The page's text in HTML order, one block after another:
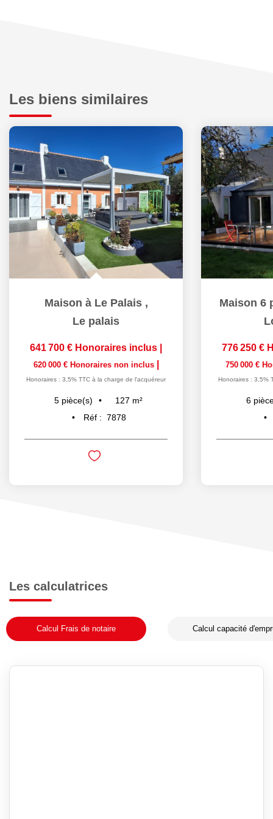
Les biens similaires
Maison à Le Palais ,
Le palais
641 700 € Honoraires inclus
620 000 € Honoraires non inclus
Honoraires : 3,5% TTC à la charge de l'acquéreur
5 pièce(s) 127 m²
Réf : 7878
Maison 6
776 250 €
750 000 €
Honoraires : 3,5%
6
Les calculatrices
Calcul Frais de notaire Calcul capacité